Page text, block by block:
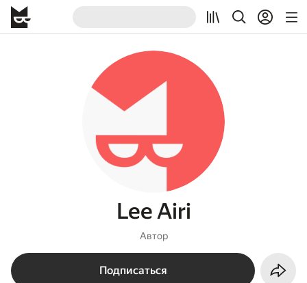
Lee Airi
Автор
Подписаться